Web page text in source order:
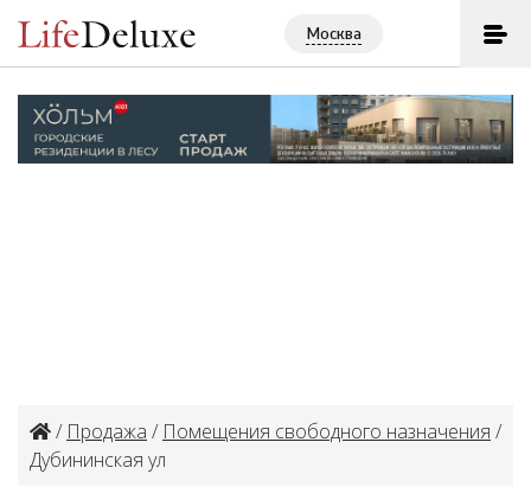
Москва
/ Продажа / Помещения свободного назначения /
Дубининская ул